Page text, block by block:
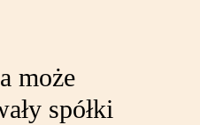
może
spółki